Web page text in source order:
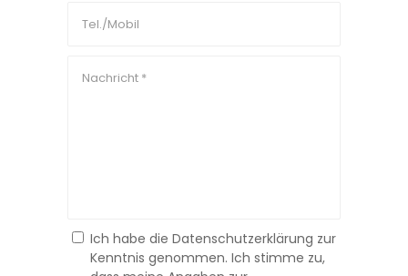
Ich habe die Datenschutzerklärung zur
Kenntnis genommen. Ich stimme zu,